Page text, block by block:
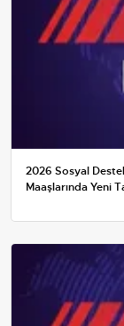
2026 Sosyal
Maaşlarında Yeni